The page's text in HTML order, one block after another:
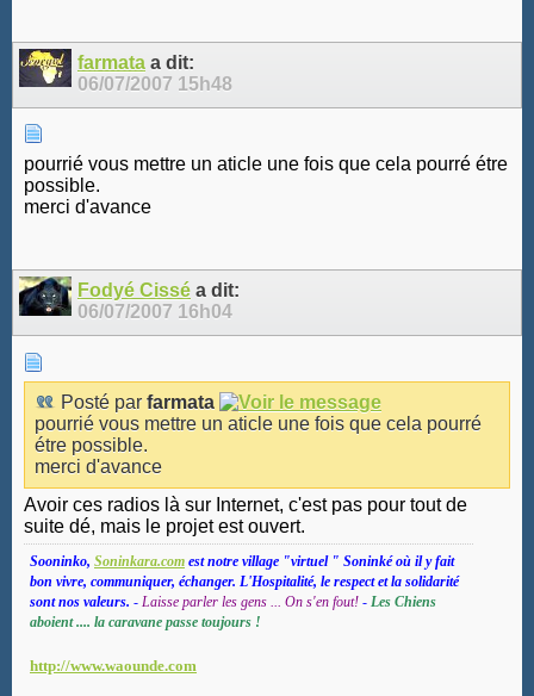
farmata a dit:
06/07/2007 15h48
pourrié vous mettre un aticle une fois que cela pourré étre
possible.
merci d'avance
Fodyé Cissé a dit:
06/07/2007 16h04
Posté par farmata
pourrié vous mettre un aticle une fois que cela pourré
étre possible.
merci d'avance
Avoir ces radios là sur Internet, c'est pas pour tout de
suite dé, mais le projet est ouvert.
Sooninko, Soninkara.com est notre village "virtuel " Soninké où il y fait
bon vivre, communiquer, échanger. L'Hospitalité, le respect et la solidarité
sont nos valeurs. - Laisse parler les gens ... On s'en fout! - Les Chiens
aboient .... la caravane passe toujours !
http://www.waounde.com